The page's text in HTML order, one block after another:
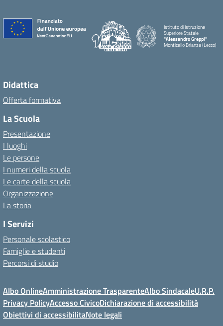
Istituto di Istruzione
Superiore Statale
"Alessandro Greppi"
Monticello Brianza (Lecco)
Didattica
Offerta formativa
La Scuola
Presentazione
I luoghi
Le persone
I numeri della scuola
Le carte della scuola
Organizzazione
La storia
I Servizi
Personale scolastico
Famiglie e studenti
Percorsi di studio
Albo OnlineAmministrazione TrasparenteAlbo SindacaleU.R.P.
Privacy PolicyAccesso CivicoDichiarazione di accessibilità
Obiettivi di accessibilitaNote legali